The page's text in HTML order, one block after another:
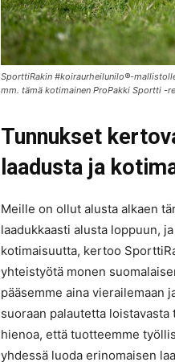
SporttiRakin #koiraurheilunilo®-
mm. tämä kotimainen ProPakki Sportti -
Tunnukset
laadusta ja
Meille on ollut alusta alkaen
laadukkaasti alusta loppuun,
kotimaisuutta, kertoo
yhteistyötä monen
pääsemme aina vierailemaan
suoraan palautetta
hienoa, että tuotteemme
yhdessä luoda erinomaisen